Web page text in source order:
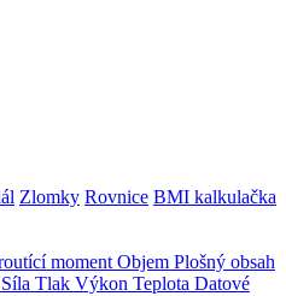
Zlomky Rovnice BMI kalkulačka
moment Objem Plošný obsah
Síla Tlak Výkon Teplota Datové